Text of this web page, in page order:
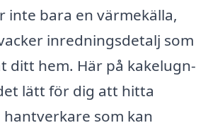
inte bara en värmekälla,
inredningsdetalj som
ditt hem. Här på kakelugn-
lätt för dig att hitta
som kan